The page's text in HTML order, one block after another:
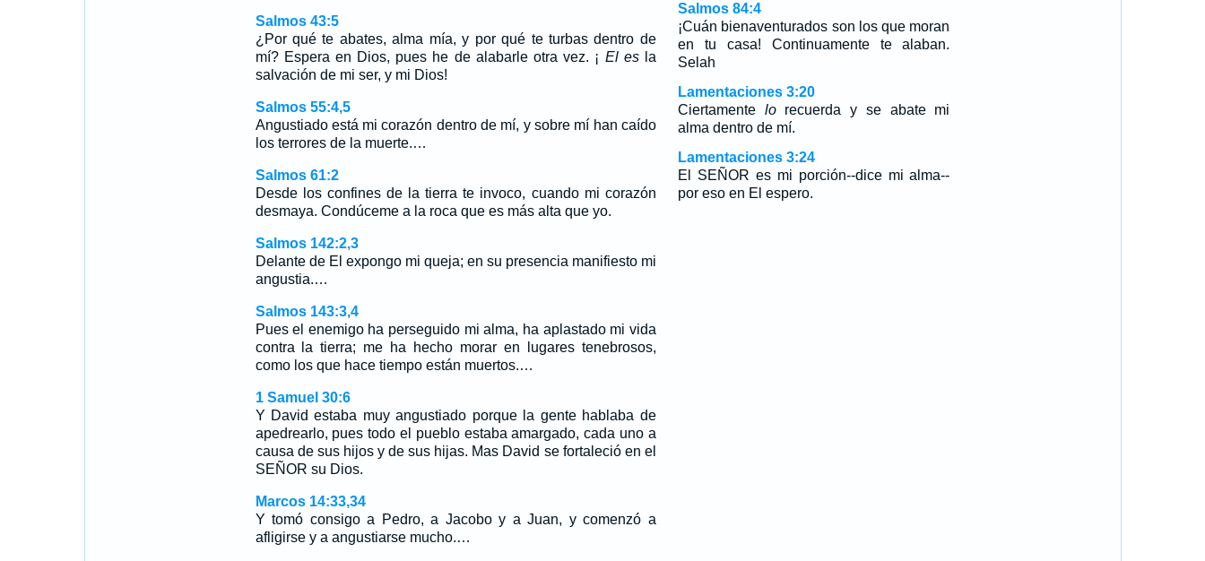
Salmos 43:5
¿Por qué te abates, alma mía, y por qué te turbas dentro de
mí? Espera en Dios, pues he de alabarle otra vez. ¡ El esla
salvación de mi ser, y mi Dios!
Salmos 55:4,5
Angustiado está mi corazón dentro de mí, y sobre mí han caído
los terrores de la muerte.…
Salmos 61:2
Desde los confines de la tierra te invoco, cuando mi corazón
desmaya. Condúceme a la roca que es más alta que yo.
Salmos 142:2,3
Delante de El expongo mi queja; en su presencia manifiesto mi
angustia.…
Salmos 143:3,4
Pues el enemigo ha perseguido mi alma, ha aplastado mi vida
contra la tierra; me ha hecho morar en lugares tenebrosos,
como los que hace tiempo están muertos.…
1 Samuel 30:6
Y David estaba muy angustiado porque la gente hablaba de
apedrearlo, pues todo el pueblo estaba amargado, cada uno a
causa de sus hijos y de sus hijas. Mas David se fortaleció en el
SEÑOR su Dios.
Marcos 14:33,34
Y tomó consigo a Pedro, a Jacobo y a Juan, y comenzó a
afligirse y a angustiarse mucho.…
Salmos 84:4
¡Cuán bienaventurados son los que moran
en tu casa! Continuamente te alaban.
Selah
Lamentaciones 3:20
Ciertamente lorecuerda y se abate mi
alma dentro de mí.
Lamentaciones 3:24
El SEÑOR es mi porción--dice mi alma--
por eso en El espero.